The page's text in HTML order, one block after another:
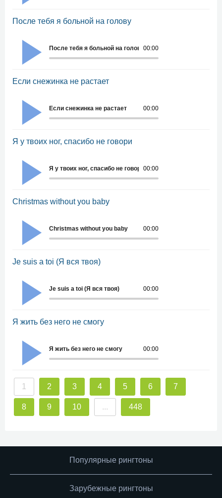
После тебя я больной на голову
00:00
После тебя я больной на голову
Если снежинка не растает
00:00
Если снежинка не растает
Я у твоих ног, спасибо не говори
00:00
Я у твоих ног, спасибо не говори
Christmas without you baby
00:00
Christmas without you baby
Je suis a toi (Я вся твоя)
00:00
Je suis a toi (Я вся твоя)
Я жить без него не смогу
00:00
Я жить без него не смогу
1 2 3 4 5 6 7
8 9 10 ... 448
Популярные рингтоны
Зарубежные рингтоны